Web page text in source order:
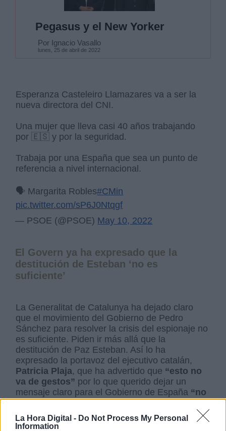
La Hora Digital - Do Not Process My Personal
Information
Pegasus y el New Yorker
Por Ignacio Vasallo
lunes, 25 de abril de 2022
Esperanza Casteleiro Llamazares va a ser la
nueva directora del CNI.
Una mujer que lleva casi 40 años trabajando
por 🇪🇸 y por la seguridad.
Trabaja por una España que sea un punto de
referencia a nivel internacional.
🗣️ Margarita Robles#CMin
pic.twitter.com/sP6J0Ntqgf
— PSOE (@PSOE) May 10, 2022
El Govern ya ha expresado que la
destitución de Esteban ‘no es
suficiente’
La Generalitat de Catalunya ha dejado claro
que el movimiento del Gobierno de Pedro
Sánchez para resolver la crisis del espionaje no
es suficiente. Piden ir más allá que la
destitución de Paz Esteban. Así lo ha
expresado la portavoz del ejecutivo catalán,
Patricia Plaja, que ha advertido que “esto no
va de gestos” por lo que querido dejar un
mensaje claro para el Gobierno de España “no
lo resuelve todo, no cierra el tema y quien
piense así se equivoca”.